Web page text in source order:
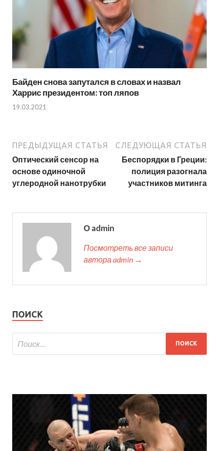
Байден снова запутался в словах и назвал
Харрис президентом: топ ляпов
19.03.2021
ПРЕДЫДУЩАЯ СТАТЬЯ
Оптический сенсор на
основе одиночной
углеродной нанотрубки
СЛЕДУЮЩАЯ СТАТЬЯ
Беспорядки в Греции:
полиция разогнала
участников митинга
О admin
Посмотреть все записи
автора admin →
ПОИСК